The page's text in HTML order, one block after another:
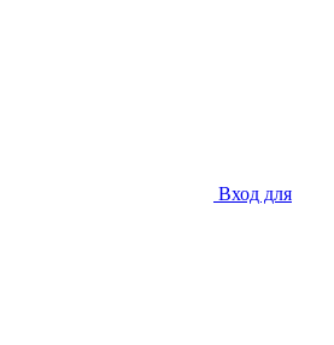
Вход для